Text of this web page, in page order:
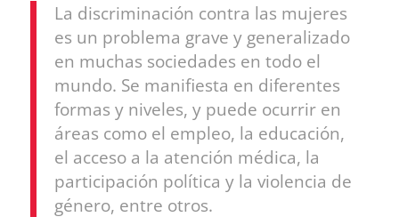
La discriminación contra las mujeres
es un problema grave y generalizado
en muchas sociedades en todo el
mundo. Se manifiesta en diferentes
formas y niveles, y puede ocurrir en
áreas como el empleo, la educación,
el acceso a la atención médica, la
participación política y la violencia de
género, entre otros.